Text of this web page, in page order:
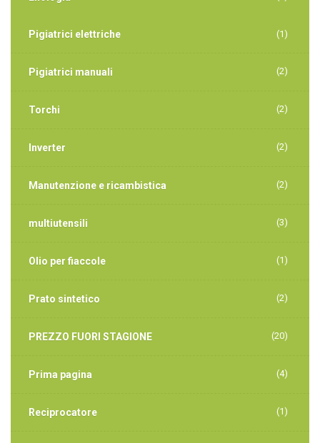
Pigiatrici elettriche (1)
Pigiatrici manuali (2)
Torchi (2)
Inverter (2)
Manutenzione e ricambistica (2)
multiutensili (3)
Olio per fiaccole (1)
Prato sintetico (2)
PREZZO FUORI STAGIONE (20)
Prima pagina (4)
Reciprocatore (1)